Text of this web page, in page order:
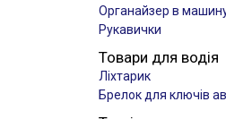
Органайзер в
Рукавички
Товари для водія
Ліхтарик
Брелок для ключів